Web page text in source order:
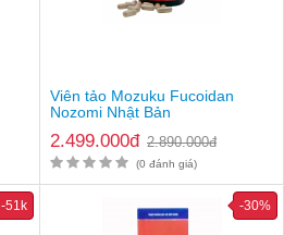
Viên tảo Mozuku Fucoidan
Nozomi Nhật Bản
2.499.000đ 2.890.000đ
(0 đánh giá)
-51k -30%